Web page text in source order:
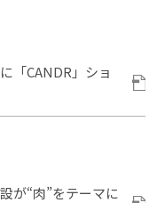
「CANDR」ショ
が“肉”をテーマに